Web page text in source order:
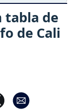
tabla de
de Cali